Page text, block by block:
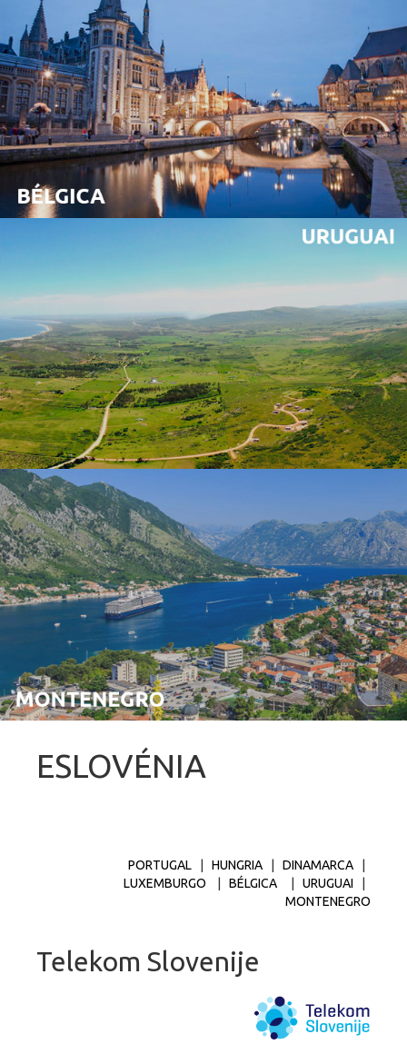
ESLOVÉNIA
PORTUGAL | HUNGRIA | DINAMARCA |
LUXEMBURGO | BÉLGICA | URUGUAI |
MONTENEGRO
Telekom Slovenije